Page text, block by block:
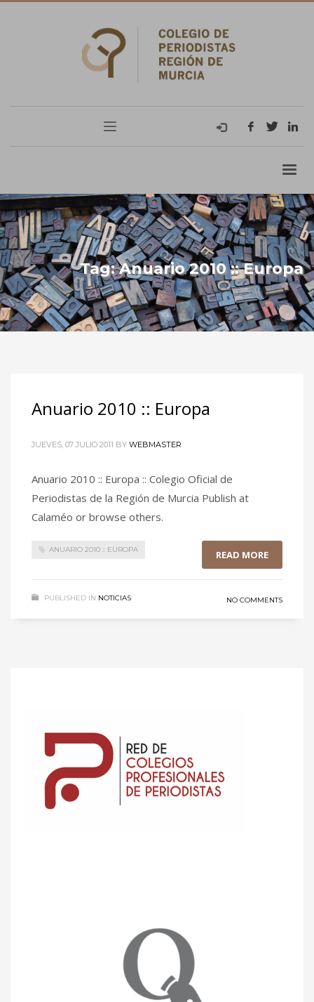
Tag: Anuario 2010 :: Europa
Anuario 2010 :: Europa
JUEVES, 07 JULIO 2011 BY WEBMASTER
Anuario 2010 :: Europa :: Colegio Oficial de
Periodistas de la Región de Murcia Publish at
Calaméo or browse others.
ANUARIO 2010 :: EUROPA READ MORE
PUBLISHED IN NOTICIAS NO COMMENTS